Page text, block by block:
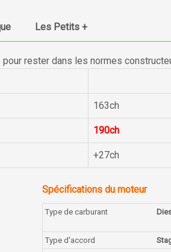
Les Petits +
rester dans les normes
163ch
190ch
+27ch
Spécifications du moteur
Type de carburant
Type d'accord